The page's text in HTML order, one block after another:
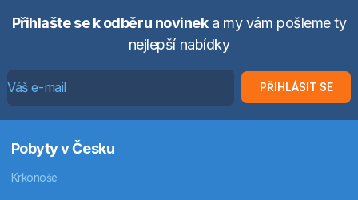
Přihlašte se k odběru novineka my vám pošleme ty
nejlepší nabídky
PŘIHLÁSIT SE
Pobyty v Česku
Krkonoše